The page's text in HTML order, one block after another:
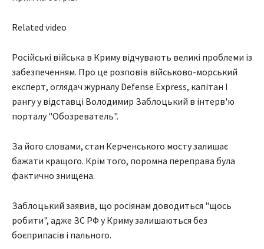
Related video
Російські війська в Криму відчувають великі проблеми із
забезпеченням. Про це розповів військово-морський
експерт, оглядач журналу Defense Express, капітан I
рангу у відставці Володимир Заблоцький в інтерв'ю
порталу "Обозреватель".
За його словами, стан Керченського мосту залишає
бажати кращого. Крім того, поромна переправа була
фактично знищена.
Заблоцький заявив, що росіянам доводиться "щось
робити", адже ЗС РФ у Криму залишаються без
боєприпасів і пального.